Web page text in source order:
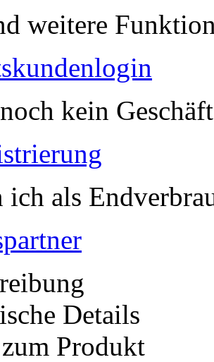
weitere
kein
ich als
Details
Produkt